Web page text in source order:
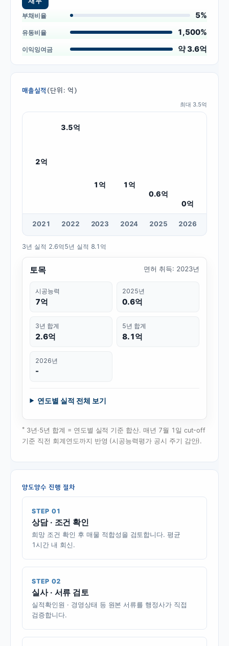
부채비율
5%
유동비율 1,500%
이익잉여금 약 3.6억
매출실적 (단위: 억)
최대 3.5억
2억
3.5억
1 억 1 억
0.6억
0억
2021 2022 2023 2024 2025 2026
3년 실적 2.6억 5년 실적 8.1억
토목 면허 취득: 2023년
시공능력
7억
2025년
0.6억
3년 합계
2.6억
5년 합계
8.1억
2026년
-
연도별 실적 전체 보기
* 3년·5년 합계 = 연도별 실적 기준 합산. 매년 7월 1일 cut-off
기준 직전 회계연도까지 반영 (시공능력평가 공시 주기 감안).
양도양수 진행 절차
STEP 01
상담 · 조건 확인
희망 조건 확인 후 매물 적합성을 검토합니다. 평균
1시간 내 회신.
STEP 02
실사 · 서류 검토
실적확인원 · 경영상태 등 원본 서류를 행정사가 직접
검증합니다.